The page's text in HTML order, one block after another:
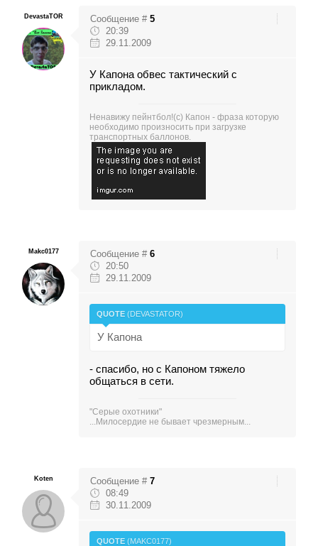
DevastaTOR Сообщение # 5
20:39
29.11.2009
У Капона обвес тактический с
прикладом.
Ненавижу пейнтбол!(с) Капон - фраза которую
необходимо произносить при загрузке
транспортных баллонов.
Makc0177 Сообщение # 6
20:50
29.11.2009
QUOTE (DEVASTATOR)
У Капона
- спасибо, но с Капоном тяжело
общаться в сети.
"Серые охотники"
...Милосердие не бывает чрезмерным...
Koten Сообщение # 7
08:49
30.11.2009
QUOTE (MAKC0177)